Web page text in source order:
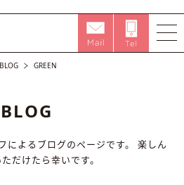
BLOG GREEN
BLOG
よるブログのページです。
楽しん
だけたら幸いです。